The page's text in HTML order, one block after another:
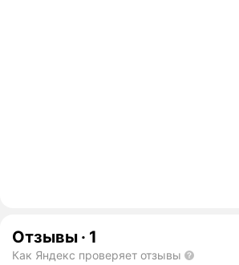
Отзывы · 1
Как Яндекс проверяет отзывы